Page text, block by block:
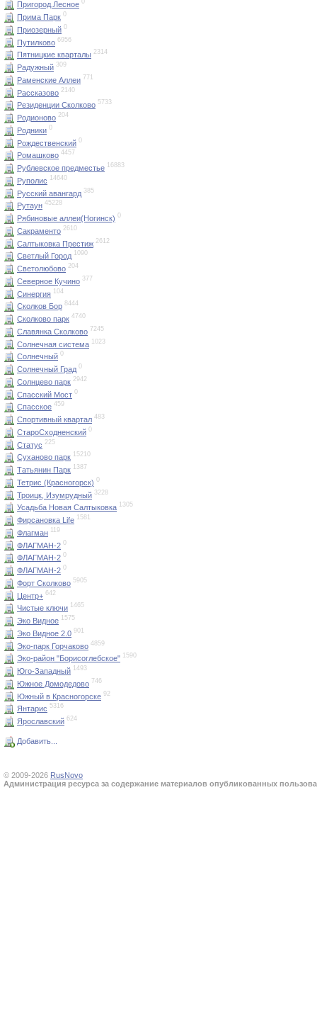
Пригород.Лесное 0
Прима Парк 0
Приозерный 0
Путилково 6956
Пятницкие кварталы 2314
Радужный 309
Раменские Аллеи 771
Рассказово 2140
Резиденции Сколково 5733
Родионово 204
Родники 0
Рождественский 0
Ромашково 4457
Рублевское предместье 16883
Руполис 14640
Русский авангард 385
Рутаун 45228
Рябиновые аллеи(Ногинск) 0
Сакраменто 2610
Салтыковка Престиж 2612
Светлый Город 1090
Светолюбово 204
Северное Кучино 377
Синергия 104
Сколков Бор 8444
Сколково парк 4740
Славянка Сколково 7245
Солнечная система 1023
Солнечный 0
Солнечный Град 0
Солнцево парк 2942
Спасский Мост 0
Спасское 459
Спортивный квартал 483
СтароСходненский 0
Статус 225
Суханово парк 15210
Татьянин Парк 1387
Тетрис (Красногорск) 0
Троицк, Изумрудный 3228
Усадьба Новая Салтыковка 1305
Фирсановка Life 1581
Флагман 119
ФЛАГМАН-2 0
ФЛАГМАН-2 0
ФЛАГМАН-2 0
Форт Сколково 5905
Центр+ 642
Чистые ключи 1465
Эко Видное 1575
Эко Видное 2.0 901
Эко-парк Горчаково 4859
Эко-район "Борисоглебское" 1590
Юго-Западный 1493
Южное Домодедово 746
Южный в Красногорске 92
Янтарис 5316
Ярославский 624
Добавить...
© 2009-2026 RusNovo
Администрация ресурса за содержание материалов опубликованных